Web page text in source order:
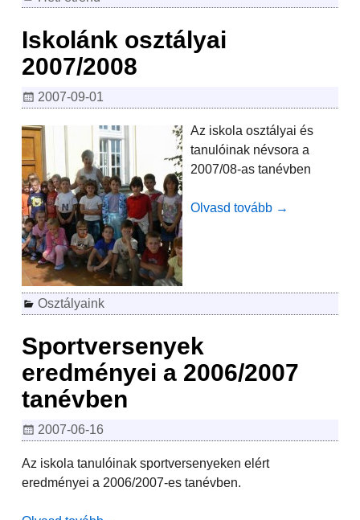
Iskolánk osztályai
2007/2008
2007-09-01
Az iskola osztályai és
tanulóinak névsora a
2007/08-as tanévben
Olvasd tovább →
Osztályaink
Sportversenyek
eredményei a 2006/2007
tanévben
2007-06-16
Az iskola tanulóinak sportversenyeken elért
eredményei a 2006/2007-es tanévben.